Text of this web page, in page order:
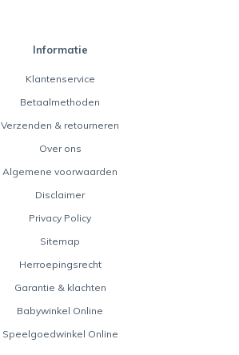
Informatie
Klantenservice
Betaalmethoden
Verzenden & retourneren
Over ons
Algemene voorwaarden
Disclaimer
Privacy Policy
Sitemap
Herroepingsrecht
Garantie & klachten
Babywinkel Online
Speelgoedwinkel Online